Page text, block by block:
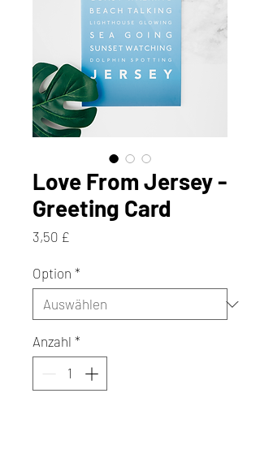
Love From Jersey -
Greeting Card
3,50 £Preis
Option *
Anzahl *